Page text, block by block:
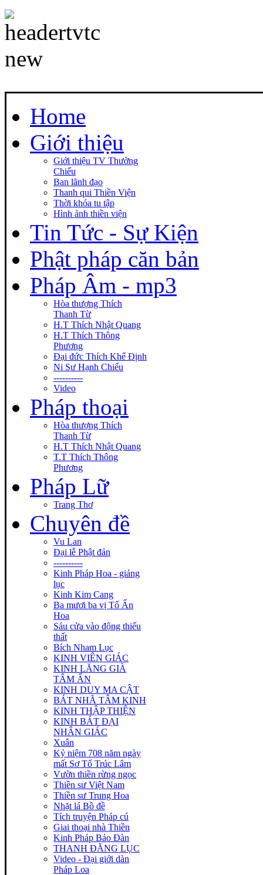
Home
Giới thiệu
Giới thiệu TV Thường
Chiếu
Ban lãnh đạo
Thanh qui Thiền Viện
Thời khóa tu tập
Hình ảnh thiền viện
Tin Tức - Sự Kiện
Phật pháp căn bản
Pháp Âm - mp3
Hòa thượng Thích
Thanh Từ
H.T Thích Nhật Quang
H.T Thích Thông
Phương
Đại đức Thích Khế Định
Ni Sư Hạnh Chiếu
----------
Video
Pháp thoại
Hòa thượng Thích
Thanh Từ
H.T Thích Nhật Quang
T.T Thích Thông
Phương
Pháp Lữ
Trang Thơ
Chuyên đề
Vu Lan
Đại lễ Phật đản
----------
Kinh Pháp Hoa - giảng
lục
Kinh Kim Cang
Ba mươi ba vị Tổ Ấn
Hoa
Sáu cửa vào động thiếu
thất
Bích Nham Lục
KINH VIÊN GIÁC
KINH LĂNG GIÀ
TÂM ẤN
KINH DUY MA CẬT
BÁT NHÃ TÂM KINH
KINH THẬP THIỆN
KINH BÁT ĐẠI
NHÂN GIÁC
Xuân
Kỷ niệm 708 năm ngày
mất Sơ Tổ Trúc Lâm
Vườn thiền rừng ngọc
Thiền sư Việt Nam
Thiền sư Trung Hoa
Nhặt lá Bồ đề
Tích truyện Pháp cú
Giai thoại nhà Thiền
Kinh Pháp Bảo Đàn
THANH ĐĂNG LỤC
Video - Đại giới dàn
Pháp Loa